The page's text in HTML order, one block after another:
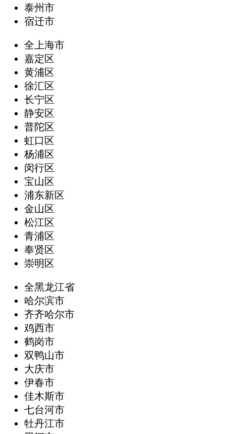
泰州市
宿迁市
全上海市
嘉定区
黄浦区
徐汇区
长宁区
静安区
普陀区
虹口区
杨浦区
闵行区
宝山区
浦东新区
金山区
松江区
青浦区
奉贤区
崇明区
全黑龙江省
哈尔滨市
齐齐哈尔市
鸡西市
鹤岗市
双鸭山市
大庆市
伊春市
佳木斯市
七台河市
牡丹江市